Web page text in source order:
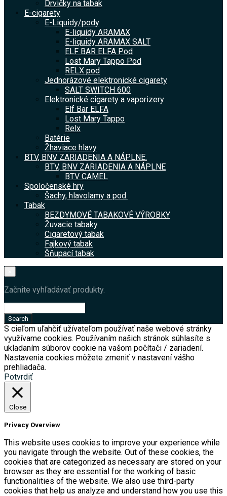
Drvičky na tabak
E-cigarety
E-Liquidy/pody
E-liquidy ARAMAX
E-liquidy ARAMAX SALT
ELF BAR ELFA Pod
Lost Mary Tappo Pod
RELX pod
Jednorázové elektronické cigarety
SALT SWITCH 600
Elektronické cigarety a vaporizery
Elf Bar ELFA
Lost Mary Tappo
Relx
Batérie
Žhaviace hlavy
BTV, BNV ZARIADENIA A NÁPLNE.
BTV, BNV ZARIADENIA A NÁPLNE
BTV CAMEL
Spoločenské hry
Šachy, hlavolamy a pod.
Tabak
BEZDYMOVÉ TABAKOVÉ VÝROBKY
Žuvacie tabaky
Cigaretový tabak
Fajkový tabak
Šňupací tabak
Začnite vyhľadávať produkty.
S cieľom uľahčiť užívateľom používať naše webové stránky
využívame cookies. Používaním našich stránok súhlasíte s
ukladaním súborov cookie na vašom počítači / zariadení.
Nastavenia cookies môžete zmeniť v nastavení vášho
prehliadača.
Potvrdiť
Close
Privacy Overview
This website uses cookies to improve your experience while
you navigate through the website. Out of these cookies, the
cookies that are categorized as necessary are stored on your
browser as they are essential for the working of basic
functionalities of the website. We also use third-party
cookies that help us analyze and understand how you use this